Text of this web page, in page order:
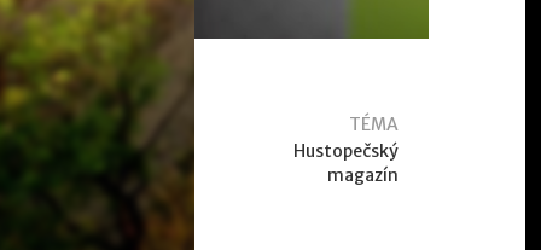
TÉMA
Hustopečský
magazín